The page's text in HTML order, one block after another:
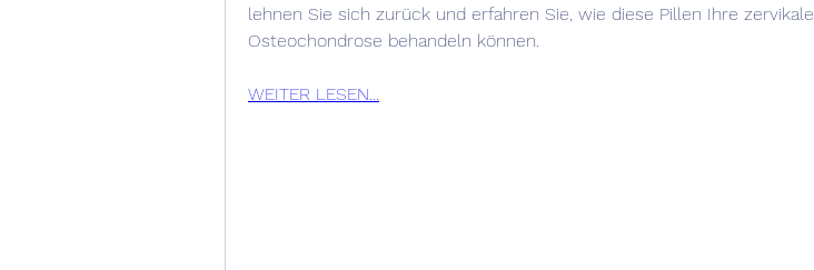
lehnen Sie sich zurück und erfahren Sie, wie diese Pillen Ihre zervikale
Osteochondrose behandeln können.
WEITER LESEN...